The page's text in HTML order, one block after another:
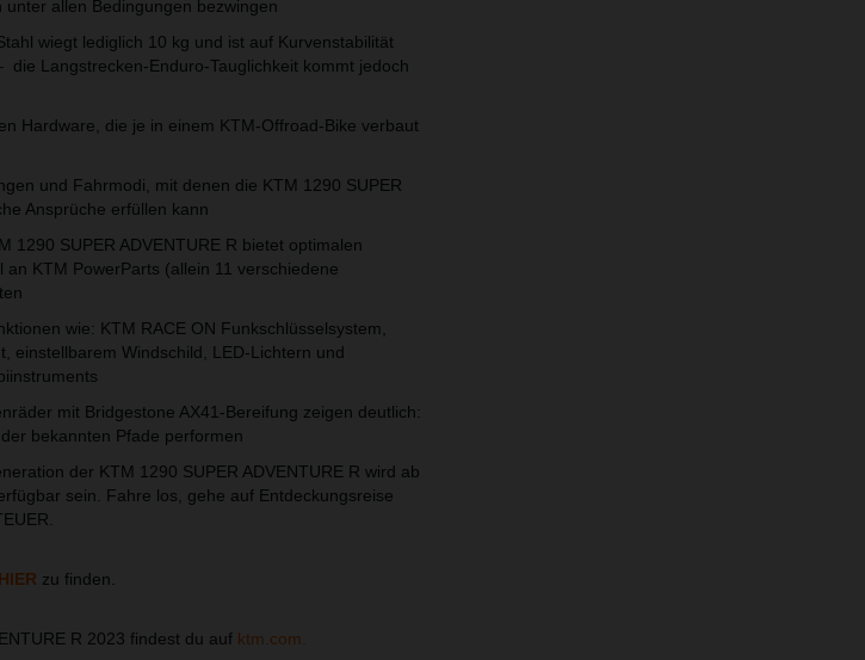
allen Bedingungen bezwingen
wiegt lediglich 10 kg und ist auf Kurvenstabilität
Langstrecken-Enduro-Tauglichkeit kommt jedoch
Hardware, die je in einem KTM-Offroad-Bike verbaut
und Fahrmodi, mit denen die KTM 1290 SUPER
Ansprüche erfüllen kann
1290 SUPER ADVENTURE R bietet optimalen
KTM PowerParts (allein 11 verschiedene
wie: KTM RACE ON Funkschlüsselsystem,
einstellbarem Windschild, LED-Lichtern und
mit Bridgestone AX41-Bereifung zeigen deutlich:
bekannten Pfade performen
der KTM 1290 SUPER ADVENTURE R wird ab
sein. Fahre los, gehe auf Entdeckungsreise
HIER zu finden.
R 2023 findest du auf ktm.com.